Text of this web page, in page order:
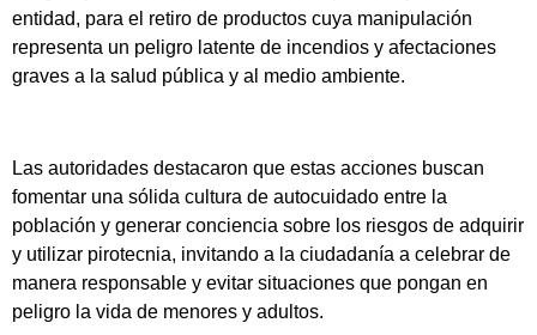
entidad, para el retiro de productos cuya manipulación
representa un peligro latente de incendios y afectaciones
graves a la salud pública y al medio ambiente.
​Las autoridades destacaron que estas acciones buscan
fomentar una sólida cultura de autocuidado entre la
población y generar conciencia sobre los riesgos de adquirir
y utilizar pirotecnia, invitando a la ciudadanía a celebrar de
manera responsable y evitar situaciones que pongan en
peligro la vida de menores y adultos.